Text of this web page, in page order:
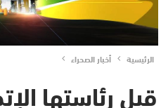
الرئيسية أخبار الصحراء
قبل رئاستها